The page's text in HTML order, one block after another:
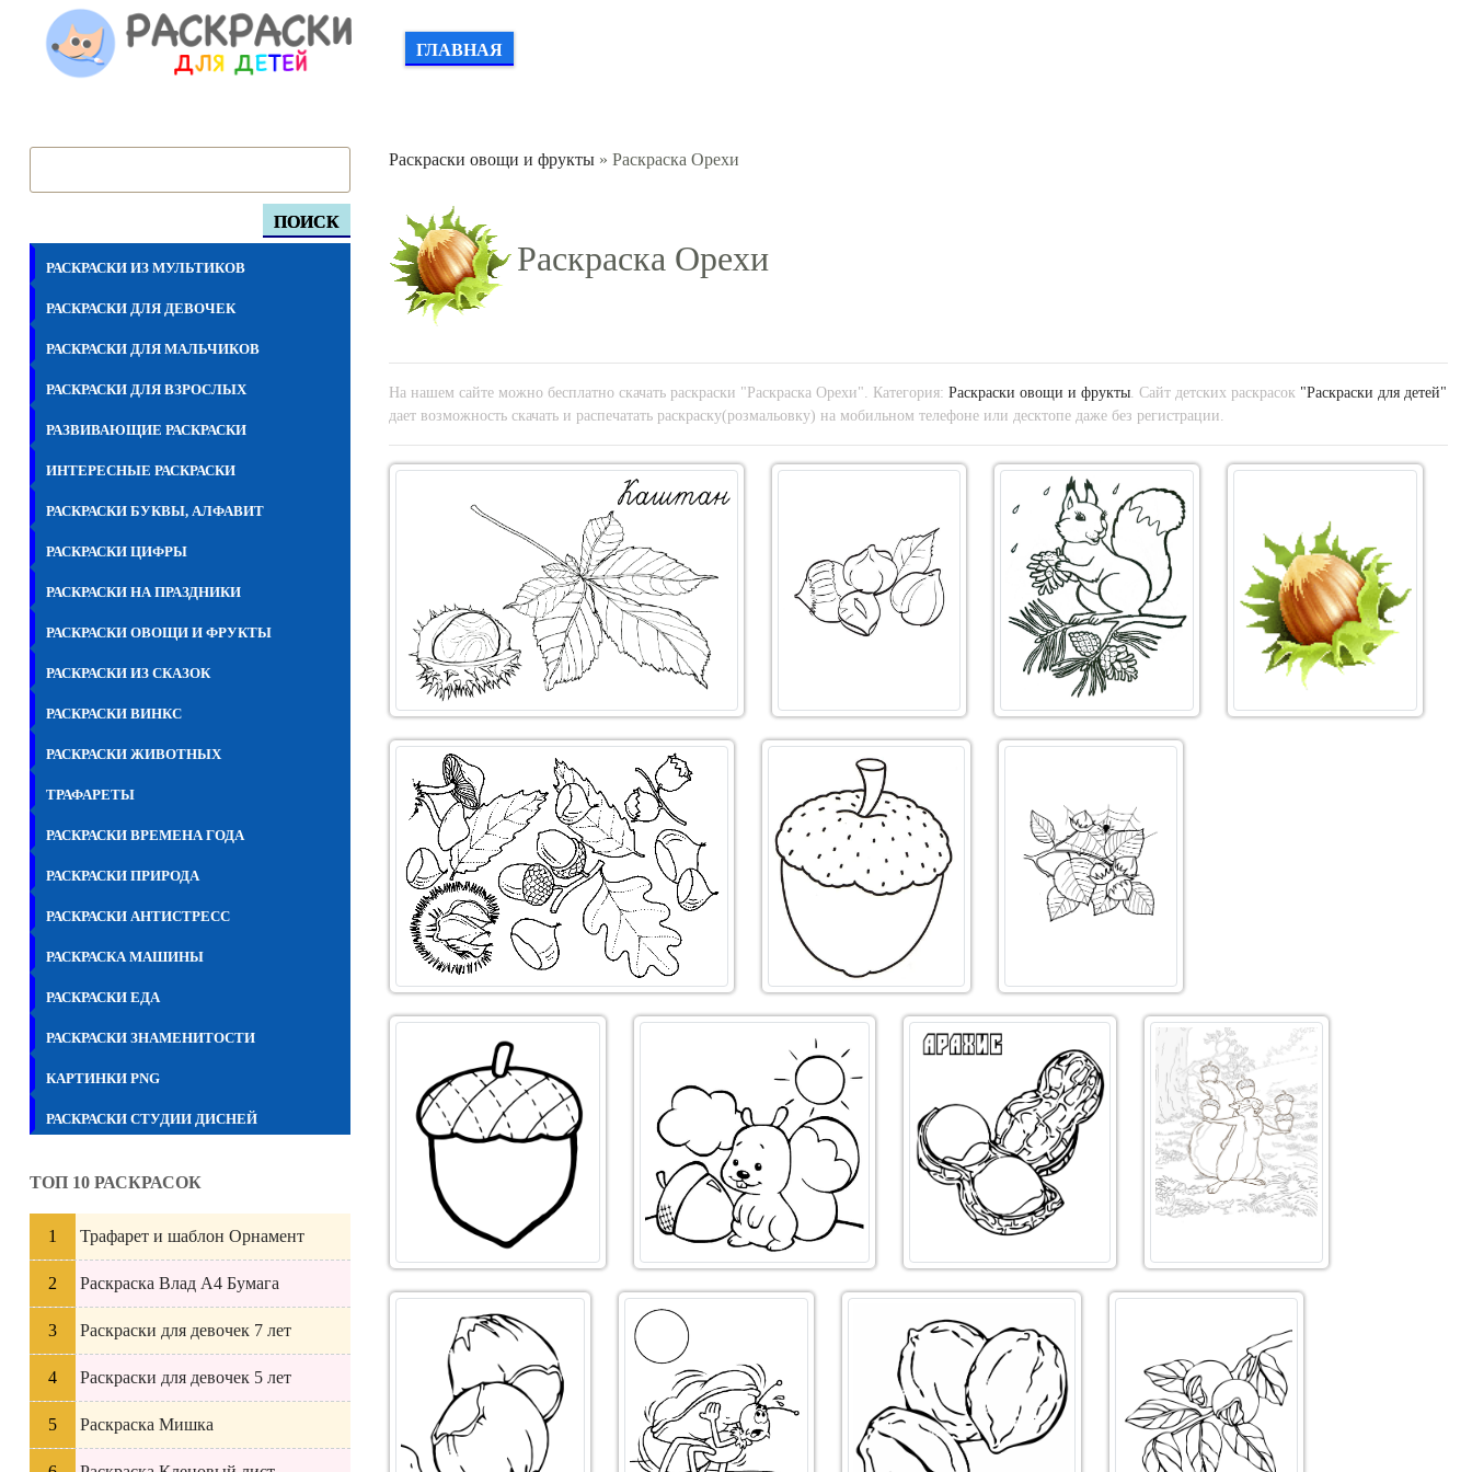
ГЛАВНАЯ
ПОИСК
РАСКРАСКИ ИЗ МУЛЬТИКОВ
РАСКРАСКИ ДЛЯ ДЕВОЧЕК
РАСКРАСКИ ДЛЯ МАЛЬЧИКОВ
РАСКРАСКИ ДЛЯ ВЗРОСЛЫХ
РАЗВИВАЮЩИЕ РАСКРАСКИ
ИНТЕРЕСНЫЕ РАСКРАСКИ
РАСКРАСКИ БУКВЫ, АЛФАВИТ
РАСКРАСКИ ЦИФРЫ
РАСКРАСКИ НА ПРАЗДНИКИ
РАСКРАСКИ ОВОЩИ И ФРУКТЫ
РАСКРАСКИ ИЗ СКАЗОК
РАСКРАСКИ ВИНКС
РАСКРАСКИ ЖИВОТНЫХ
ТРАФАРЕТЫ
РАСКРАСКИ ВРЕМЕНА ГОДА
РАСКРАСКИ ПРИРОДА
РАСКРАСКИ АНТИСТРЕСС
РАСКРАСКА МАШИНЫ
РАСКРАСКИ ЕДА
РАСКРАСКИ ЗНАМЕНИТОСТИ
КАРТИНКИ PNG
РАСКРАСКИ СТУДИИ ДИСНЕЙ
ТОП 10 РАСКРАСОК
Трафарет и шаблон Орнамент
Раскраска Влад А4 Бумага
Раскраски для девочек 7 лет
Раскраски для девочек 5 лет
Раскраска Мишка
Раскраски овощи и фрукты» Раскраска Орехи
Раскраска Орехи
На нашем сайте можно бесплатно скачать раскраски "Раскраска Орехи". Категория: Раскраски овощи и фрукты. Сайт детских раскрасок "Раскраски для детей"
дает возможность скачать и распечатать раскраску(розмальовку) на мобильном телефоне или десктопе даже без регистрации.